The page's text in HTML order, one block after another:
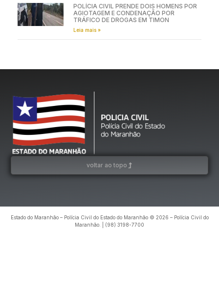
POLÍCIA CIVIL PRENDE DOIS HOMENS POR
AGIOTAGEM E CONDENAÇÃO POR
TRÁFICO DE DROGAS EM TIMON
Leia mais »
voltar ao topo
Estado do Maranhão – Polícia Civil do Estado do Maranhão © 2026 – Polícia Civil do
Maranhão. | (98) 3198-7700